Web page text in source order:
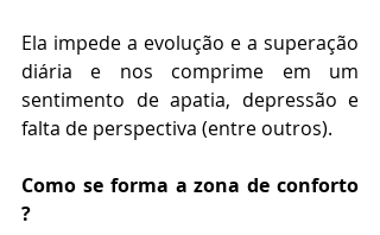
Ela impede a evolução e a superação
diária e nos comprime em um
sentimento de apatia, depressão e
falta de perspectiva (entre outros).
Como se forma a zona de conforto
?